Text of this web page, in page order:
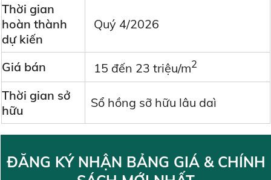
Thời gian
hoàn thành
dự kiến
Quý 4/2026
Giá bán 15 đến 23 triệu/m2
Thời gian sở
hữu
Sổ hồng sỡ hữu lâu daì
ĐĂNG KÝ NHẬN BẢNG GIÁ & CHÍNH